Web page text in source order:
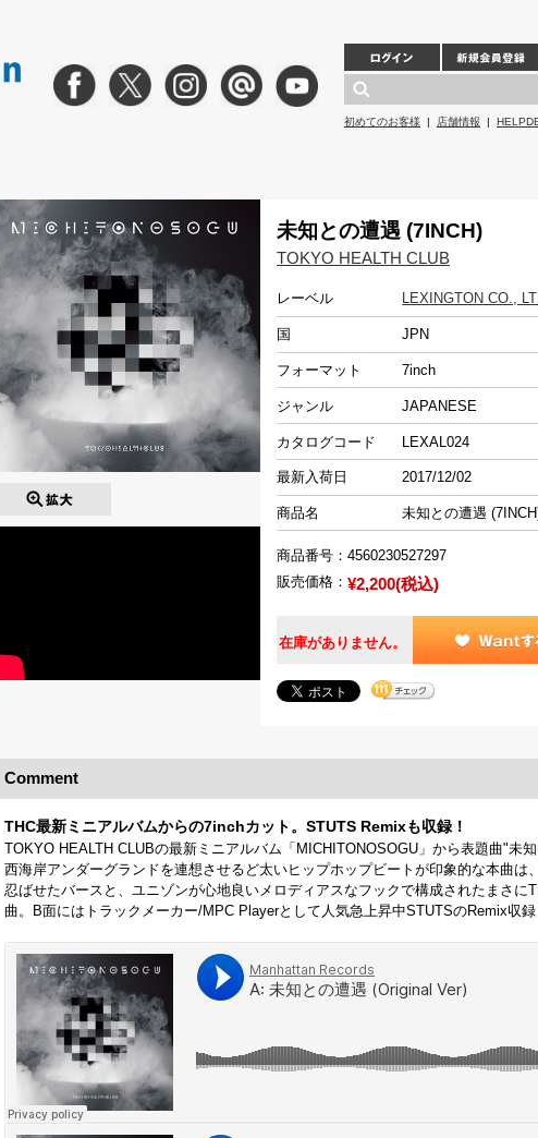
初めてのお客様 | 店舗情報 |
未知との遭遇 (7INCH)
TOKYO HEALTH CLUB
レーベル LEXINGTON CO.,
国 JPN
フォーマット 7inch
ジャンル JAPANESE
カタログコード LEXAL024
最新入荷日 2017/12/02
商品名 未知との遭遇
商品番号： 4560230527297
販売価格： ¥2,200(税込)
在庫がありません。
Comment
THC最新ミニアルバムからの7inchカット。STUTS Remixも収録！
TOKYO HEALTH CLUBの最新ミニアルバム「MICHITONOSOGU」から表題曲"未知
西海岸アンダーグランドを連想させるど太いヒップホップビートが印象的な本曲は
忍ばせたバースと、ユニゾンが心地良いメロディアスなフックで構成されたまさに
曲。B面にはトラックメーカー/MPC Playerとして人気急上昇中STUTSのRemix収録